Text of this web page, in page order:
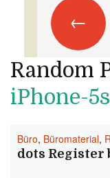
←
Random
iPhone-5s
Büro, Büromaterial,
dots Register